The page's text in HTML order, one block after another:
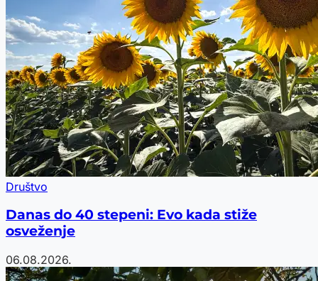
Društvo
Danas do 40 stepeni: Evo kada stiže
osveženje
06.08.2026.